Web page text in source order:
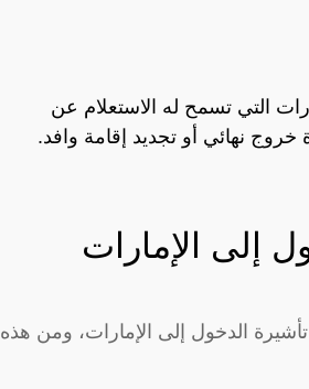
التي تسمح له الاستعلام عن
خروج نهائي أو تجديد إقامة وافد.
إلى الإمارات
الدخول إلى الإمارات، ومن هذه